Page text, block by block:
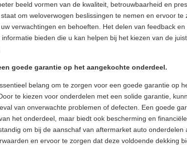
beeld vormen van de kwaliteit, betrouwbaarheid en
om weloverwogen beslissingen te nemen en ervoor
verwachtingen en behoeften. Het delen van feedback
informatie bieden die u kan helpen bij het kiezen van de
goede garantie op het aangekochte onderdeel.
belang om te zorgen voor een goede garantie op
te kiezen voor onderdelen met een solide garantie,
van onverwachte problemen of defecten. Een goede
het onderdeel, maar biedt ook bescherming en
om bij de aanschaf van aftermarket auto onderdelen
en ervoor te zorgen dat deze voldoende dekking